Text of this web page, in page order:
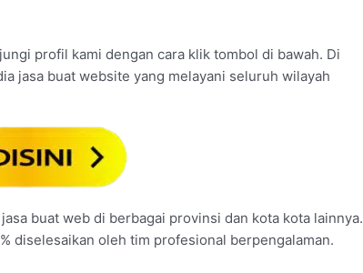
profil kami dengan cara klik tombol di bawah. Di
jasa buat website yang melayani seluruh wilayah
buat web di berbagai provinsi dan kota kota lainnya.
diselesaikan oleh tim profesional berpengalaman.